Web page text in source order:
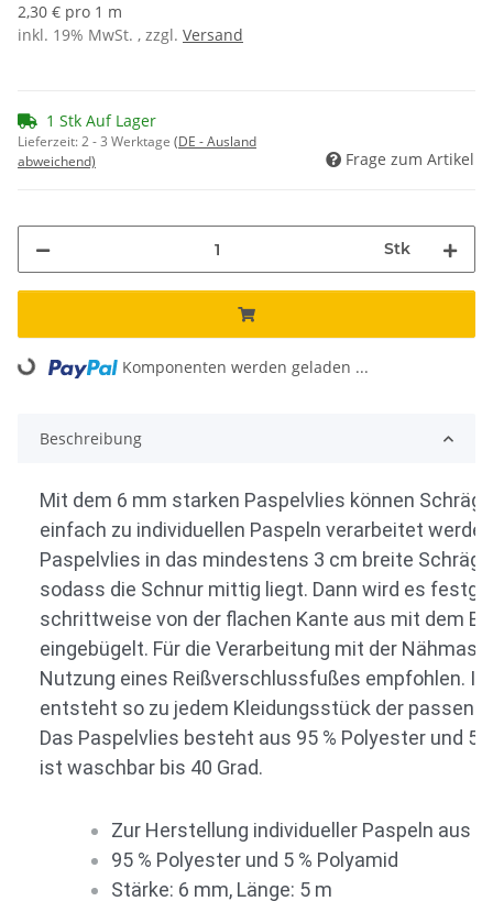
2,30 € pro 1 m
inkl. 19% MwSt. , zzgl. Versand
1 Stk Auf Lager
Lieferzeit:2 - 3 Werktage (DE - Ausland
abweichend)
Frage zum Artikel
Stk
Loading... Komponenten werden geladen ...
Beschreibung
Mit dem 6 mm starken Paspelvlies können
einfach zu individuellen Paspeln verarbeitet
Paspelvlies in das mindestens 3 cm breite
sodass die Schnur mittig liegt. Dann wird es
schrittweise von der flachen Kante aus mit dem
eingebügelt. Für die Verarbeitung mit der
Nutzung eines Reißverschlussfußes empfohlen.
entsteht so zu jedem Kleidungsstück der
Das Paspelvlies besteht aus 95 % Polyester und 5
ist waschbar bis 40 Grad.
Zur Herstellung individueller Paspeln aus
95 % Polyester und 5 % Polyamid
Stärke: 6 mm, Länge: 5 m